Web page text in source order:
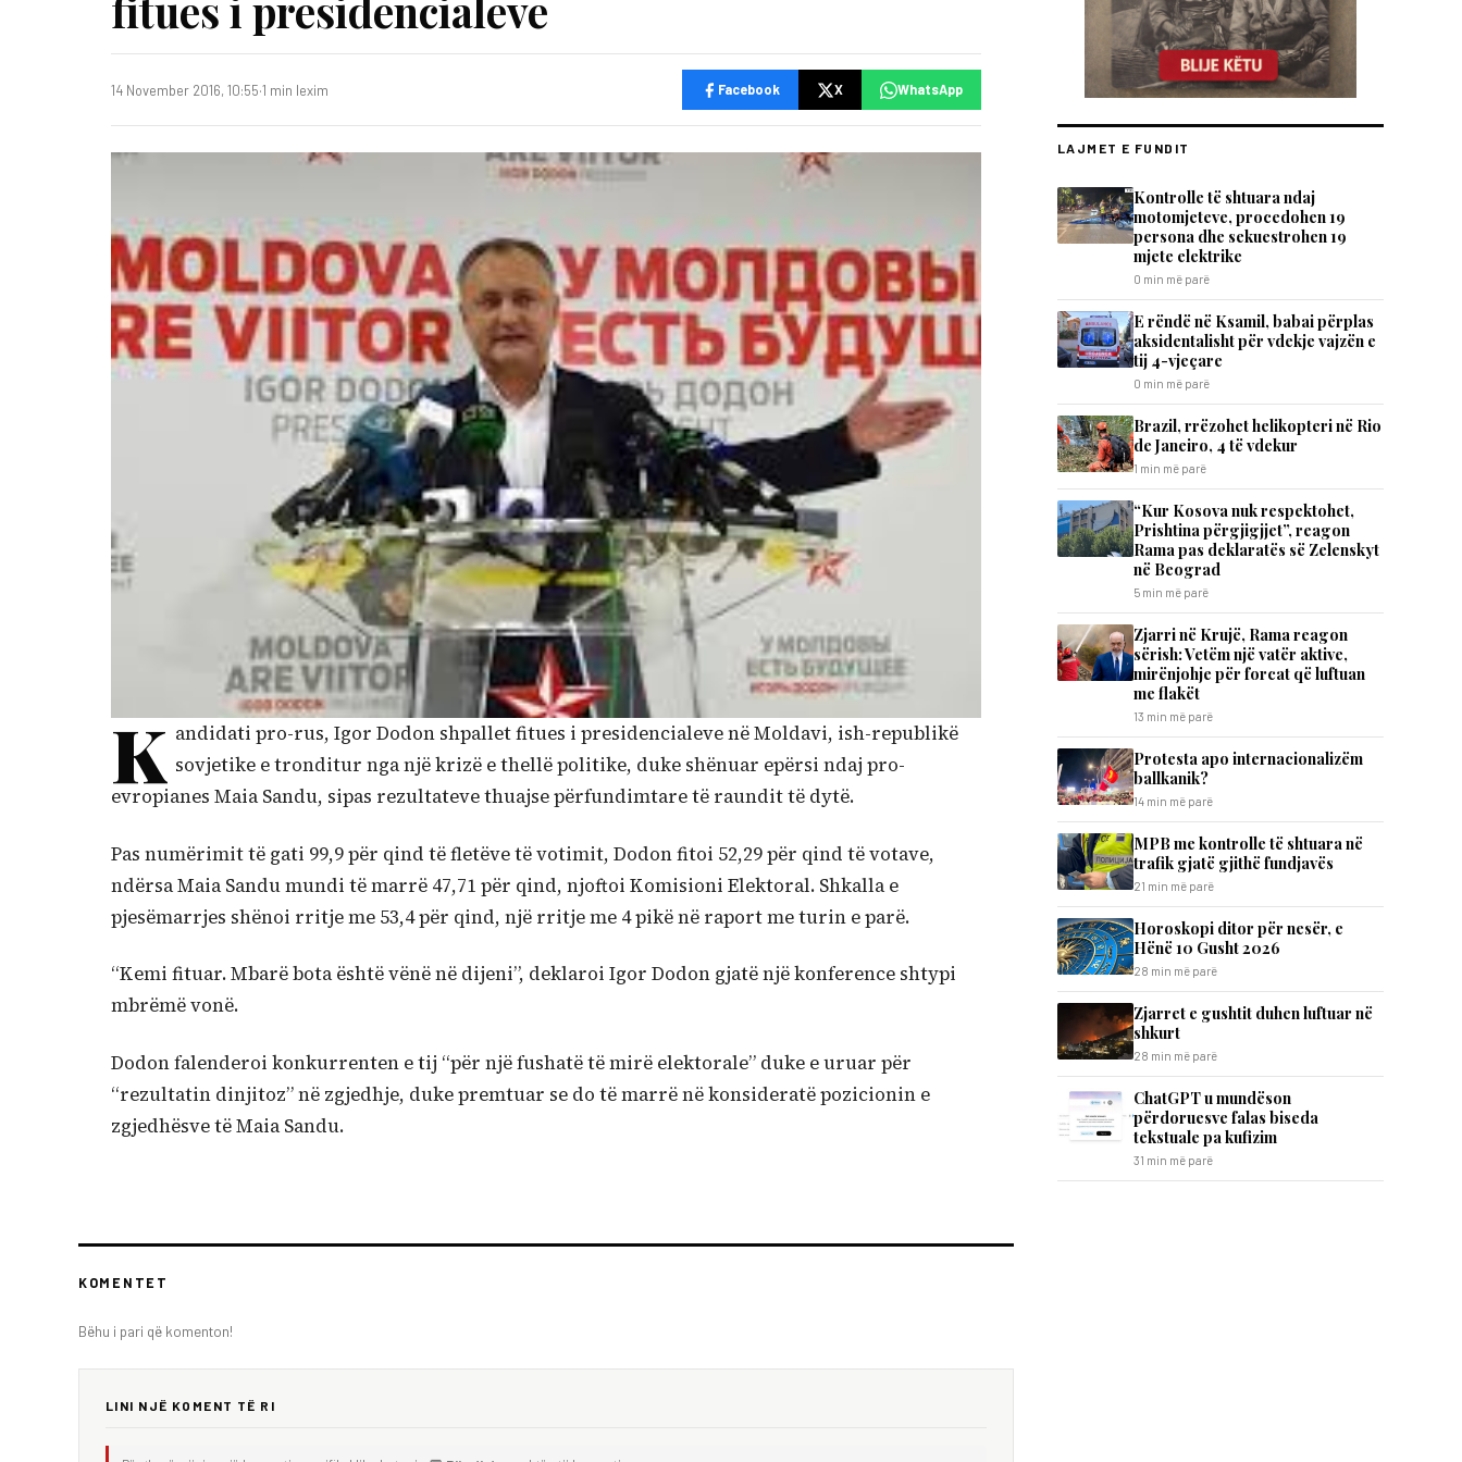
14 November 2016, 10:55·1 min lexim Facebook X WhatsApp
K andidati pro-rus, Igor Dodon shpallet fitues i presidencialeve në Moldavi, ish-republikë
sovjetike e tronditur nga një krizë e thellë politike, duke shënuar epërsi ndaj pro-
evropianes Maia Sandu, sipas rezultateve thuajse përfundimtare të raundit të dytë.
Pas numërimit të gati 99,9 për qind të fletëve të votimit, Dodon fitoi 52,29 për qind të votave,
ndërsa Maia Sandu mundi të marrë 47,71 për qind, njoftoi Komisioni Elektoral. Shkalla e
pjesëmarrjes shënoi rritje me 53,4 për qind, një rritje me 4 pikë në raport me turin e parë.
“Kemi fituar. Mbarë bota është vënë në dijeni”, deklaroi Igor Dodon gjatë një konference shtypi
mbrëmë vonë.
Dodon falenderoi konkurrenten e tij “për një fushatë të mirë elektorale” duke e uruar për
“rezultatin dinjitoz” në zgjedhje, duke premtuar se do të marrë në konsideratë pozicionin e
zgjedhësve të Maia Sandu.
KOMENTET
Bëhu i pari që komenton!
LINI NJË KOMENT TË RI
LAJMET E FUNDIT
Kontrolle të shtuara ndaj
motomjeteve, procedohen 19
persona dhe sekuestrohen 19
mjete elektrike
0 min më parë
E rëndë në Ksamil, babai përplas
aksidentalisht për vdekje vajzën e
tij 4-vjeçare
0 min më parë
Brazil, rrëzohet helikopteri në Rio
de Janeiro, 4 të vdekur
1 min më parë
“Kur Kosova nuk respektohet,
Prishtina përgjigjjet”, reagon
Rama pas deklaratës së Zelenskyt
në Beograd
5 min më parë
Zjarri në Krujë, Rama reagon
sërish: Vetëm një vatër aktive,
mirënjohje për forcat që luftuan
me flakët
13 min më parë
Protesta apo internacionalizëm
ballkanik?
14 min më parë
MPB me kontrolle të shtuara në
trafik gjatë gjithë fundjavës
21 min më parë
Horoskopi ditor për nesër, e
Hënë 10 Gusht 2026
28 min më parë
Zjarret e gushtit duhen luftuar në
shkurt
28 min më parë
ChatGPT u mundëson
përdoruesve falas biseda
tekstuale pa kufizim
31 min më parë